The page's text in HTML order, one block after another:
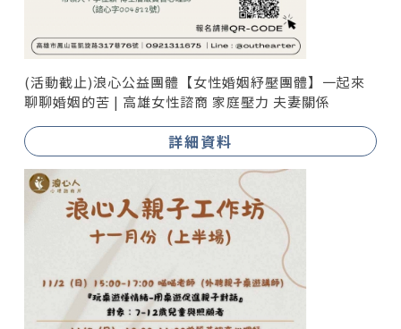
(活動截止)浪心公益團體【女性婚姻紓壓團體】一起來
聊聊婚姻的苦 | 高雄女性諮商 家庭壓力 夫妻關係
詳細資料